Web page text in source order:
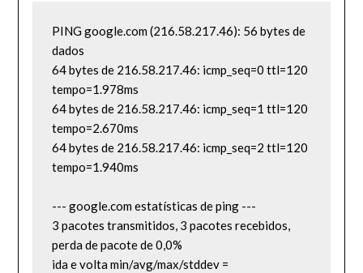
PING google.com (216.58.217.46): 56 bytes de
dados
64 bytes de 216.58.217.46: icmp_seq=0 ttl=120
tempo=1.978ms
64 bytes de 216.58.217.46: icmp_seq=1 ttl=120
tempo=2.670ms
64 bytes de 216.58.217.46: icmp_seq=2 ttl=120
tempo=1.940ms
--- google.com estatísticas de ping ---
3 pacotes transmitidos, 3 pacotes recebidos,
perda de pacote de 0,0%
ida e volta min/avg/max/stddev =